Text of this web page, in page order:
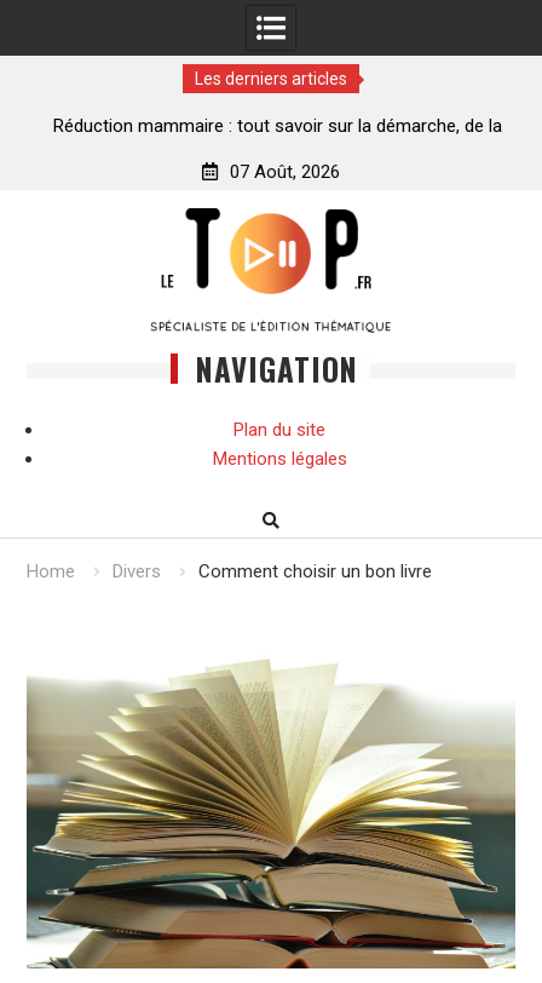
Les derniers articles
Réduction mammaire : tout savoir sur la démarche, de la
07 Août, 2026
NAVIGATION
Plan du site
Mentions légales
Home Divers Comment choisir un bon livre